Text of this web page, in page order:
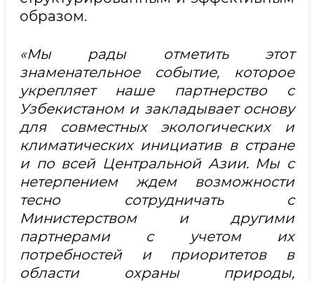
образом.
«Мы рады отметить этот
знаменательное событие, которое
укрепляет наше партнерство с
Узбекистаном и закладывает основу
для совместных экологических и
климатических инициатив в стране
и по всей Центральной Азии. Мы с
нетерпением ждем возможности
тесно сотрудничать с
Министерством и другими
партнерами с учетом их
потребностей и приоритетов в
области охраны природы,